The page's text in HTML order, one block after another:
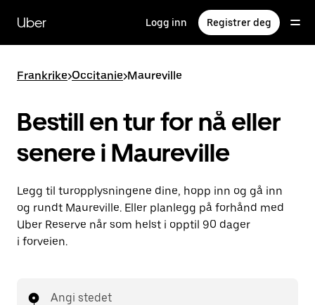
hovedinnholdet
Uber Logg inn Registrer deg
Frankrike>Occitanie>Maureville
Bestill en tur for nå eller
senere i Maureville
Legg til turopplysningene dine, hopp inn og gå inn
og rundt Maureville. Eller planlegg på forhånd med
Uber Reserve når som helst i opptil 90 dager
i forveien.
Angi stedet